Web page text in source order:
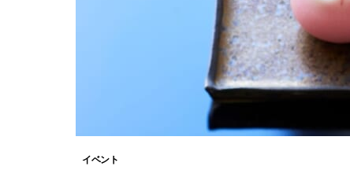
イベント